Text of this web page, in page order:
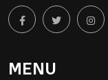
MENU